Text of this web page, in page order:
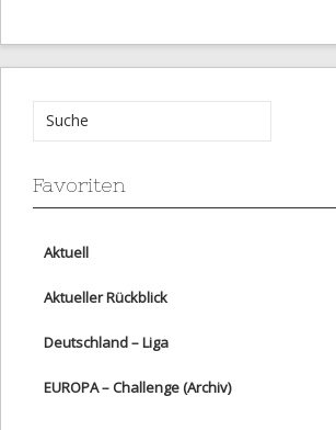
Favoriten
Aktuell
Aktueller Rückblick
Deutschland – Liga
EUROPA – Challenge (Archiv)